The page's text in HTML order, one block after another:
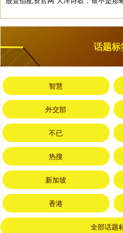
话题标
智慧
外交部
不已
热搜
新加坡
香港
全部话题